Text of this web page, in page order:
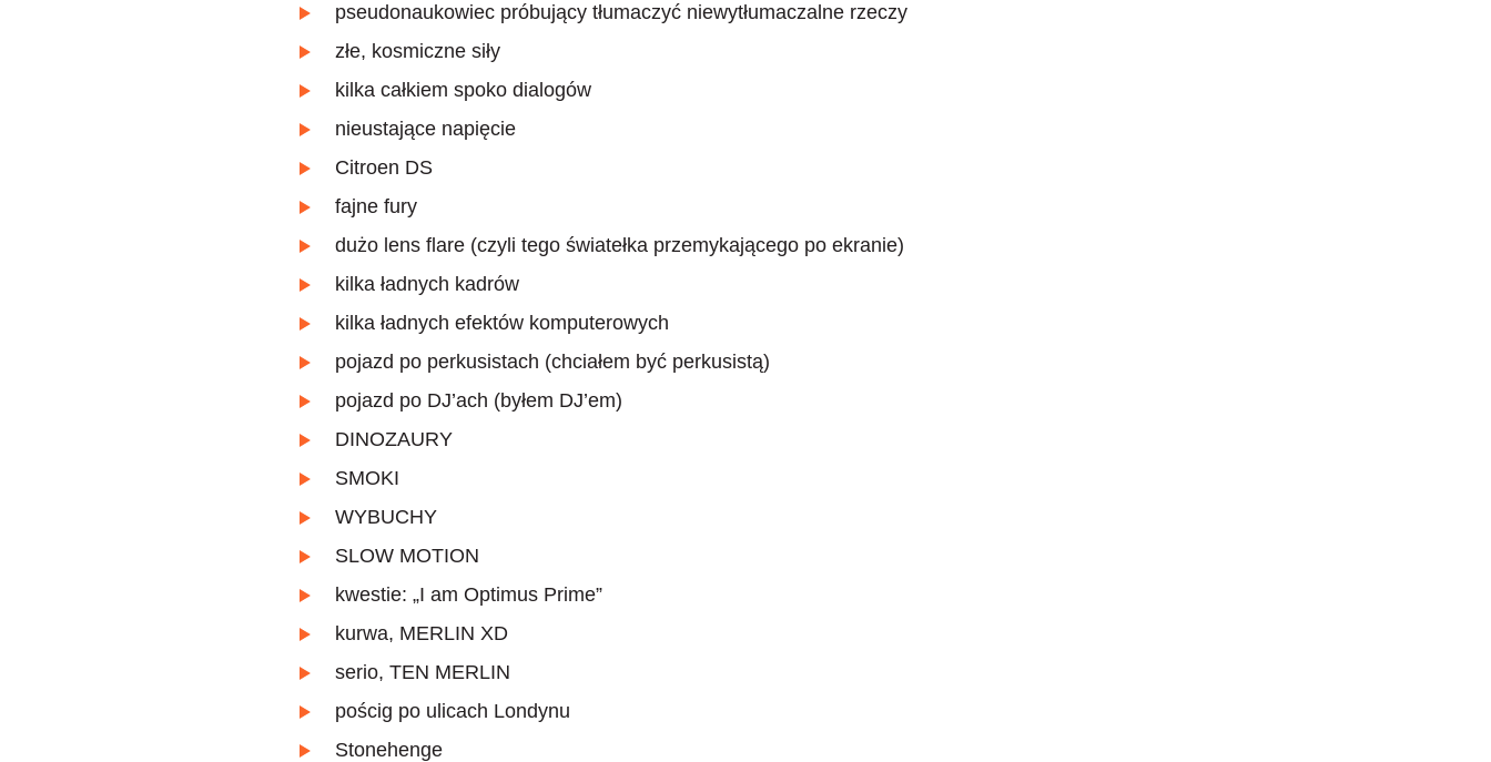
pseudonaukowiec próbujący tłumaczyć niewytłumaczalne rzeczy
złe, kosmiczne siły
kilka całkiem spoko dialogów
nieustające napięcie
Citroen DS
fajne fury
dużo lens flare (czyli tego światełka przemykającego po ekranie)
kilka ładnych kadrów
kilka ładnych efektów komputerowych
pojazd po perkusistach (chciałem być perkusistą)
pojazd po DJ’ach (byłem DJ’em)
DINOZAURY
SMOKI
WYBUCHY
SLOW MOTION
kwestie: „I am Optimus Prime”
kurwa, MERLIN XD
serio, TEN MERLIN
pościg po ulicach Londynu
Stonehenge